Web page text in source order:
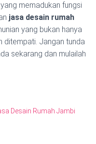
memadukan fungsi
jasa desain rumah
yang bukan hanya
ditempati. Jangan tunda
sekarang dan mulailah
Desain Rumah Jambi